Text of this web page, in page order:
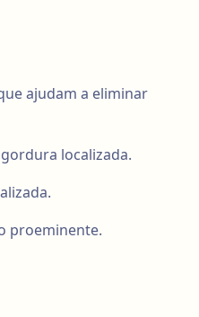
ajudam a eliminar
localizada.
proeminente.